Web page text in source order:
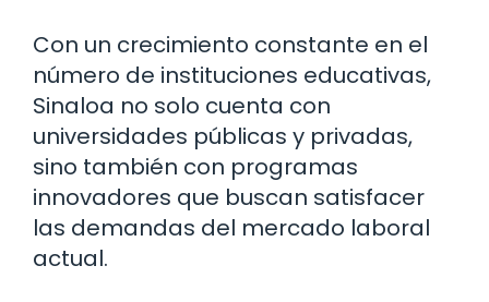
Con un crecimiento constante en el
número de instituciones educativas,
Sinaloa no solo cuenta con
universidades públicas y privadas,
sino también con programas
innovadores que buscan satisfacer
las demandas del mercado laboral
actual.